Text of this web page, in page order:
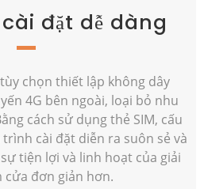
cài đặt dễ dàng
chọn thiết lập không dây
4G bên ngoài, loại bỏ nhu
cách sử dụng thẻ SIM, cấu
cài đặt diễn ra suôn sẻ và
tiện lợi và linh hoạt của giải
cửa đơn giản hơn.